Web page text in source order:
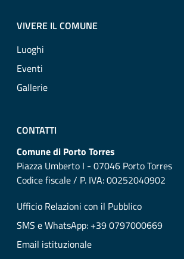
VIVERE IL COMUNE
Luoghi
Eventi
Gallerie
CONTATTI
Comune di Porto Torres
Piazza Umberto I - 07046 Porto Torres
Codice fiscale / P. IVA: 00252040902
Ufficio Relazioni con il Pubblico
SMS e WhatsApp: +39 0797000669
Email istituzionale